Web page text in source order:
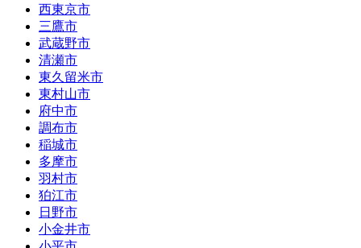
西東京市
三鷹市
武蔵野市
清瀬市
東久留米市
東村山市
府中市
調布市
稲城市
多摩市
羽村市
狛江市
日野市
小金井市